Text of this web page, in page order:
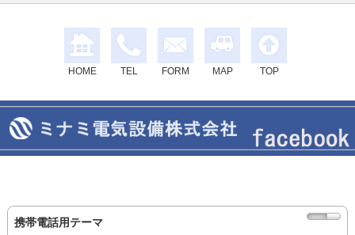
HOME TEL FORM MAP TOP
携帯電話用テーマ